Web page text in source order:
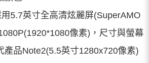
5.7英寸全高清炫麗屏(SuperAMO
像素)，尺寸與螢幕
產品Note2(5.5英寸1280x720像素)